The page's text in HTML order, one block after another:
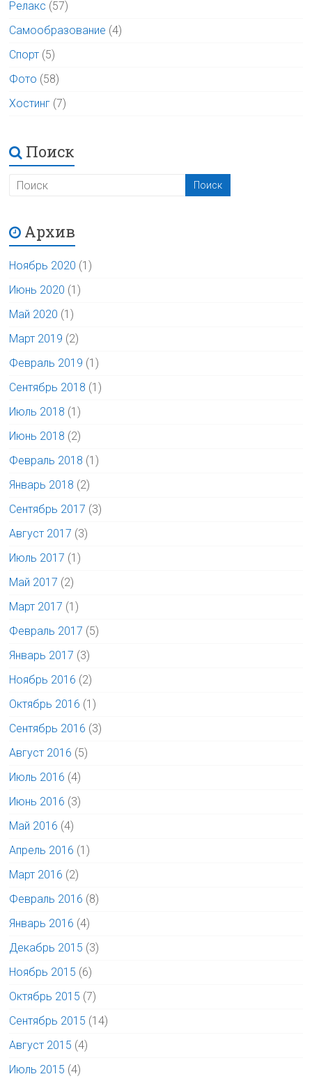
Релакс (57)
Самообразование (4)
Спорт (5)
Фото (58)
Хостинг (7)
Поиск
Архив
Ноябрь 2020 (1)
Июнь 2020 (1)
Май 2020 (1)
Март 2019 (2)
Февраль 2019 (1)
Сентябрь 2018 (1)
Июль 2018 (1)
Июнь 2018 (2)
Февраль 2018 (1)
Январь 2018 (2)
Сентябрь 2017 (3)
Август 2017 (3)
Июль 2017 (1)
Май 2017 (2)
Март 2017 (1)
Февраль 2017 (5)
Январь 2017 (3)
Ноябрь 2016 (2)
Октябрь 2016 (1)
Сентябрь 2016 (3)
Август 2016 (5)
Июль 2016 (4)
Июнь 2016 (3)
Май 2016 (4)
Апрель 2016 (1)
Март 2016 (2)
Февраль 2016 (8)
Январь 2016 (4)
Декабрь 2015 (3)
Ноябрь 2015 (6)
Октябрь 2015 (7)
Сентябрь 2015 (14)
Август 2015 (4)
Июль 2015 (4)